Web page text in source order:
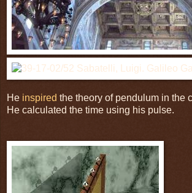
He inspired the theory of pendulum in the
He calculated the time using his pulse.